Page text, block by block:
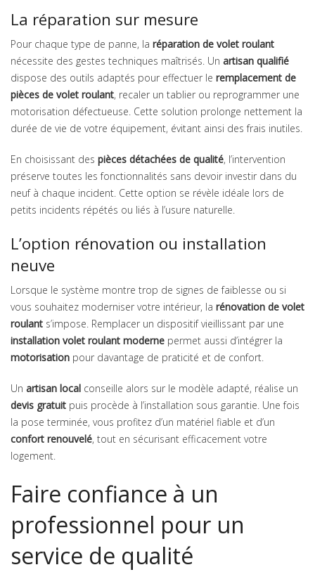
La réparation sur mesure
Pour chaque type de panne, la réparation de volet roulant
nécessite des gestes techniques maîtrisés. Un artisan qualifié
dispose des outils adaptés pour effectuer le remplacement de
pièces de volet roulant, recaler un tablier ou reprogrammer une
motorisation défectueuse. Cette solution prolonge nettement la
durée de vie de votre équipement, évitant ainsi des frais inutiles.
En choisissant des pièces détachées de qualité, l’intervention
préserve toutes les fonctionnalités sans devoir investir dans du
neuf à chaque incident. Cette option se révèle idéale lors de
petits incidents répétés ou liés à l’usure naturelle.
L’option rénovation ou installation
neuve
Lorsque le système montre trop de signes de faiblesse ou si
vous souhaitez moderniser votre intérieur, la rénovation de volet
roulant s’impose. Remplacer un dispositif vieillissant par une
installation volet roulant moderne permet aussi d’intégrer la
motorisation pour davantage de praticité et de confort.
Un artisan local conseille alors sur le modèle adapté, réalise un
devis gratuit puis procède à l’installation sous garantie. Une fois
la pose terminée, vous profitez d’un matériel fiable et d’un
confort renouvelé, tout en sécurisant efficacement votre
logement.
Faire confiance à un
professionnel pour un
service de qualité